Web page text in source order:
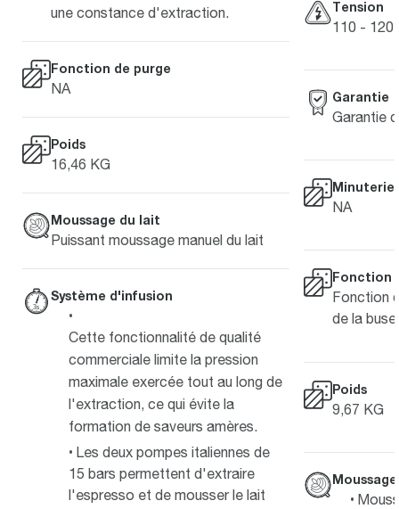
une constance d'extraction.
Fonction de purge
NA
Poids
16,46 KG
Moussage du lait
Puissant moussage manuel du lait
Système d'infusion
Cette fonctionnalité de qualité
commerciale limite la pression
maximale exercée tout au long de
l'extraction, ce qui évite la
formation de saveurs amères.
Les deux pompes italiennes de
15 bars permettent d'extraire
l'espresso et de mousser le lait
Tension
110 - 120
Garantie
Garantie
Minuterie
NA
Fonction
Fonction
de la
Poids
9,67 KG